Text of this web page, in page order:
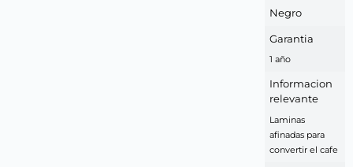
Negro
Garantia
1 año
Informacion
relevante
Laminas
afinadas para
convertir el cafe